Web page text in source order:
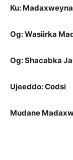
Ku:
Og: Wasiirka
Og: Shacabka
Ujeeddo: Codsi
Mudane